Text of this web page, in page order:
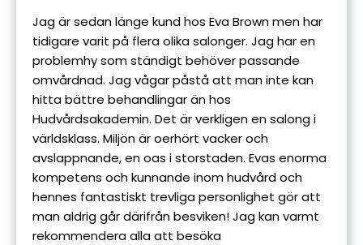
Jag är sedan länge kund hos Eva Brown men har
tidigare varit på flera olika salonger. Jag har en
problemhy som ständigt behöver passande
omvårdnad. Jag vågar påstå att man inte kan
hitta bättre behandlingar än hos
Hudvårdsakademin. Det är verkligen en salong i
världsklass. Miljön är oerhört vacker och
avslappnande, en oas i storstaden. Evas enorma
kompetens och kunnande inom hudvård och
hennes fantastiskt trevliga personlighet gör att
man aldrig går därifrån besviken! Jag kan varmt
rekommendera alla att besöka